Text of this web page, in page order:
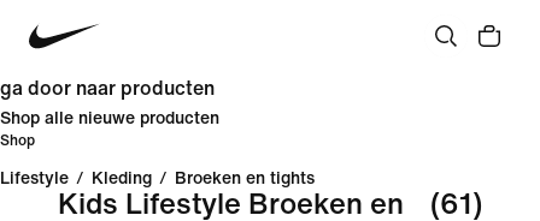
ga door naar producten
Shop alle nieuwe producten
Shop
Lifestyle / Kleding / Broeken en tights
Kids Lifestyle Broeken en
(61)